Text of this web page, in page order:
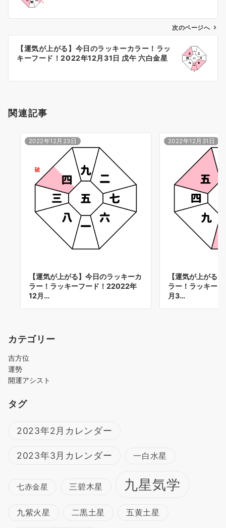
ン
次のページへ
【運気が上がる】今日のラッキーカラー！ラッ
キーフード！2022年12月31日 戊午 六白金星
関連記事
2022年12月23日
【運気が上がる】今日のラッキーカ
ラー！ラッキーフード！22022年
12月…
2022年12月31日
【運気が上がる
ラー！ラッキー
月3…
カテゴリー
吉方位
運勢
開運アシスト
タグ
2023年2月カレンダー
2023年3月カレンダー 一白水星
七赤金星 三碧木星 九星気学
九紫火星 二黒土星 五黄土星